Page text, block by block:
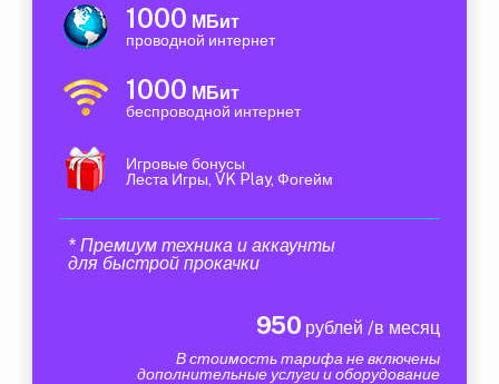
1000 МБит
проводной интернет
1000 МБит
беспроводной интернет
Игровые бонусы
Леста Игры, VK Play, Фогейм
* Премиум техника и аккаунты
для быстрой прокачки
950 рублей /в месяц
В стоимость тарифа не включены
дополнительные услуги и оборудование